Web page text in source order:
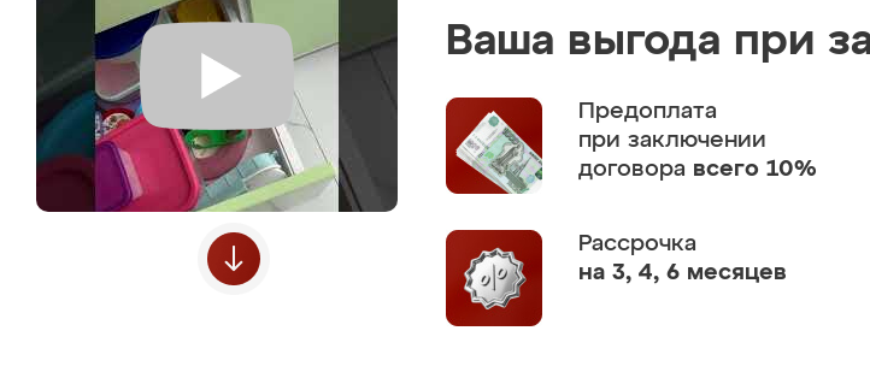
Ваша выгода при
Предоплата
при заключении
договора всего 10%
Рассрочка
на 3, 4, 6 месяцев